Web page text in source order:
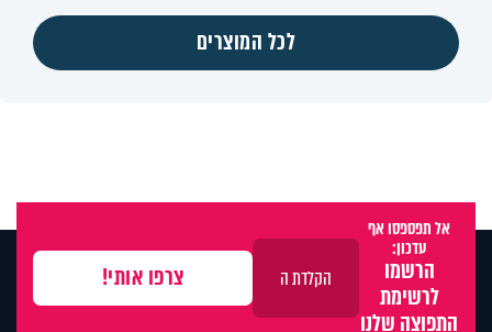
לכל המוצרים
אל תפספסו אף
עדכון:
הרשמו
לרשימת
התפוצה שלנו